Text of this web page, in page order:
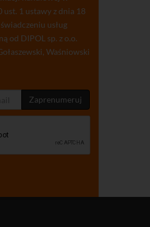
1 ustawy z dnia 18
usług
od DIPOL sp. z o.o.
Waśniowski
Zaprenumeruj